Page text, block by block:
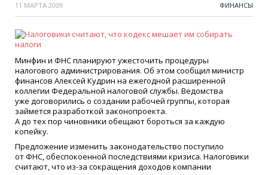
11 МАРТА 2009 ФИНАНСЫ
Минфин и ФНС планируют ужесточить процедуры
налогового администрирования. Об этом сообщил министр
финансов Алексей Кудрин на ежегодной расширенной
коллегии Федеральной налоговой службы. Ведомства
уже договорились о создании рабочей группы, которая
займется разработкой законопроекта.
А до тех пор чиновники обещают бороться за каждую
копейку.
Предложение изменить законодательство поступило
от ФНС, обеспокоенной последствиями кризиса. Налоговики
считают, что из-за сокращения доходов компании